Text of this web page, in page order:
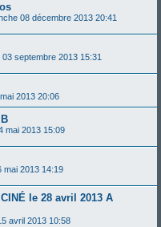
08 décembre 2013 20:41
03 septembre 2013 15:31
2013 20:06
mai 2013 15:09
mai 2013 14:19
le 28 avril 2013 A
avril 2013 10:58